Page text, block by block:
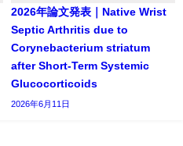
2026年論文発表｜Native Wrist
Septic Arthritis due to
Corynebacterium striatum
after Short-Term Systemic
Glucocorticoids
2026年6月11日